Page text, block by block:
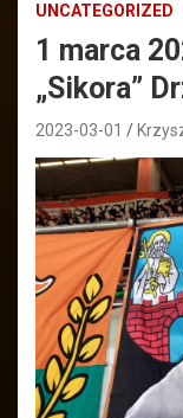
UNCATEGORIZED
1 marca
„Sikora”
2023-03-01